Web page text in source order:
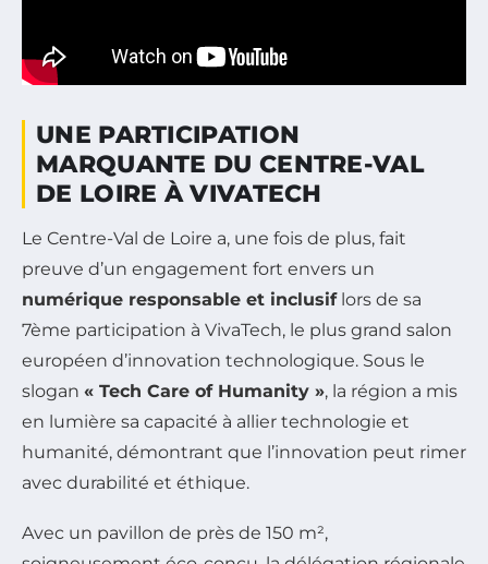
UNE PARTICIPATION
MARQUANTE DU CENTRE-VAL
DE LOIRE À VIVATECH
Le Centre-Val de Loire a, une fois de plus, fait
preuve d’un engagement fort envers un
numérique responsable et inclusiflors de sa
7ème participation à VivaTech, le plus grand salon
européen d’innovation technologique. Sous le
slogan « Tech Care of Humanity », la région a mis
en lumière sa capacité à allier technologie et
humanité, démontrant que l’innovation peut rimer
avec durabilité et éthique.
Avec un pavillon de près de 150 m²,